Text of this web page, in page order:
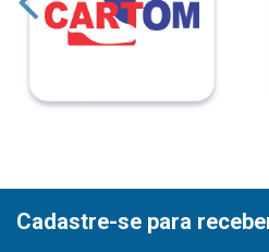
Cadastre-se para